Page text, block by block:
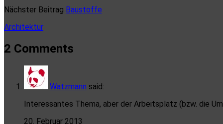
Nächster Beitrag Baustoffe
Architektur
2 Comments
Watzmann said:
Interessantes Thema, aber der Arbeitsplatz (bzw. die
20. Februar 2013